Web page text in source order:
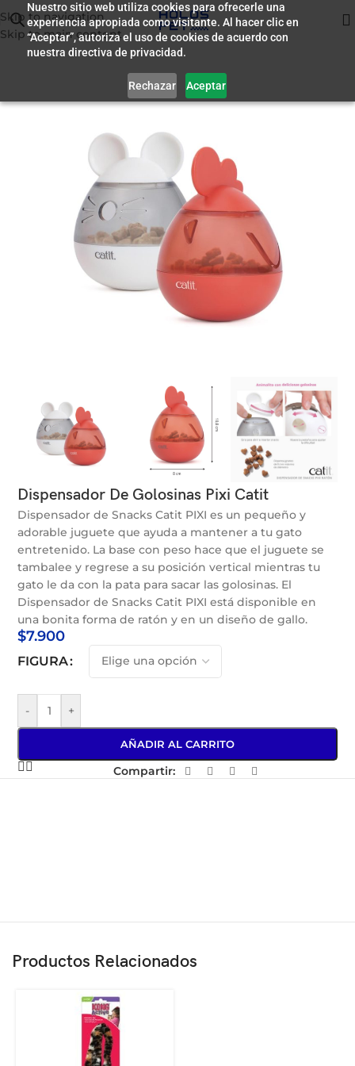
Nuestro sitio web utiliza cookies para ofrecerle una
experiencia apropiada como visitante. Al hacer clic en
“Aceptar”, autoriza el uso de cookies de acuerdo con
nuestra directiva de privacidad.
Rechazar Aceptar
Skip to navigation
Skip to main content
Inicio/Accesorios
Dispensador De Golosinas Pixi Catit
Dispensador de Snacks Catit PIXI es un pequeño y
adorable juguete que ayuda a mantener a tu gato
entretenido. La base con peso hace que el juguete se
tambalee y regrese a su posición vertical mientras tu
gato le da con la pata para sacar las golosinas. El
Dispensador de Snacks Catit PIXI está disponible en
una bonita forma de ratón y en un diseño de gallo.
$7.900
FIGURA
- +
AÑADIR AL CARRITO
Compartir:
Productos Relacionados